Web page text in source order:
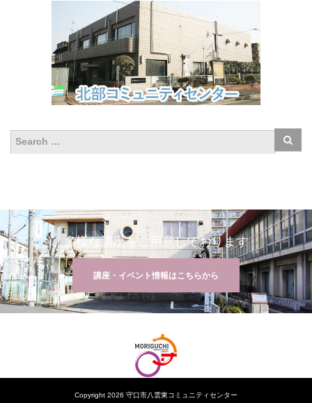
多様な講座をご用意しております
講座・イベント情報はこちらから
Copyright 2026 守口市八雲東コミュニティセンター